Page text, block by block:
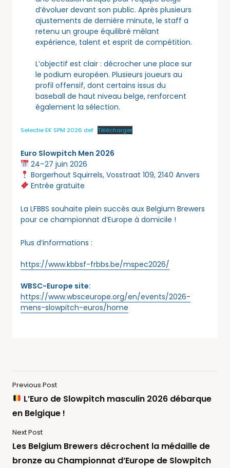
d’évoluer devant son public. Après plusieurs
ajustements de dernière minute, le staff a
retenu un groupe équilibré mêlant
expérience, talent et esprit de compétition.
L’objectif est clair : décrocher une place sur
le podium européen. Plusieurs joueurs au
profil offensif, dont certains issus du
baseball de haut niveau belge, renforcent
également la sélection.
Selectie EK SPM 2026 def Télécharger
Euro Slowpitch Men 2026
24–27 juin 2026
Borgerhout Squirrels, Vosstraat 109, 2140 Anvers
Entrée gratuite
La LFBBS souhaite plein succès aux Belgium Brewers
pour ce championnat d’Europe à domicile !
Plus d’informations :
https://www.kbbsf-frbbs.be/mspec2026/
WBSC-Europe site:
https://www.wbsceurope.org/en/events/2026-
mens-slowpitch-euros/home
Previous Post
L’Euro de Slowpitch masculin 2026 débarque
en Belgique !
Next Post
Les Belgium Brewers décrochent la médaille de
bronze au Championnat d’Europe de Slowpitch